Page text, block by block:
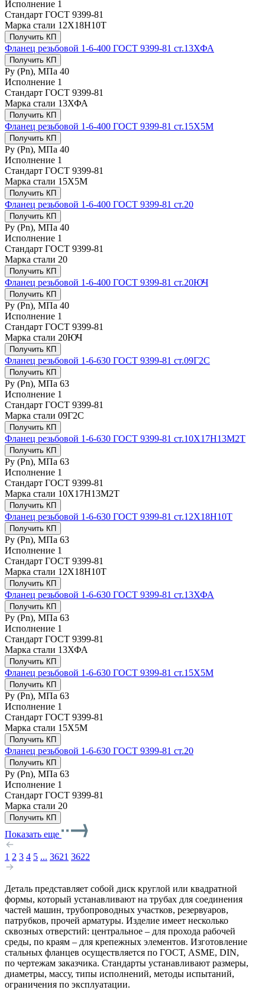
Исполнение 1
Стандарт ГОСТ 9399-81
Марка стали 12Х18Н10Т
Получить КП
Фланец резьбовой 1-6-400 ГОСТ 9399-81 ст.13ХФА
Получить КП
Ру (Рn), МПа 40
Исполнение 1
Стандарт ГОСТ 9399-81
Марка стали 13ХФА
Получить КП
Фланец резьбовой 1-6-400 ГОСТ 9399-81 ст.15Х5М
Получить КП
Ру (Рn), МПа 40
Исполнение 1
Стандарт ГОСТ 9399-81
Марка стали 15Х5М
Получить КП
Фланец резьбовой 1-6-400 ГОСТ 9399-81 ст.20
Получить КП
Ру (Рn), МПа 40
Исполнение 1
Стандарт ГОСТ 9399-81
Марка стали 20
Получить КП
Фланец резьбовой 1-6-400 ГОСТ 9399-81 ст.20ЮЧ
Получить КП
Ру (Рn), МПа 40
Исполнение 1
Стандарт ГОСТ 9399-81
Марка стали 20ЮЧ
Получить КП
Фланец резьбовой 1-6-630 ГОСТ 9399-81 ст.09Г2С
Получить КП
Ру (Рn), МПа 63
Исполнение 1
Стандарт ГОСТ 9399-81
Марка стали 09Г2С
Получить КП
Фланец резьбовой 1-6-630 ГОСТ 9399-81 ст.10Х17Н13М2Т
Получить КП
Ру (Рn), МПа 63
Исполнение 1
Стандарт ГОСТ 9399-81
Марка стали 10Х17Н13М2Т
Получить КП
Фланец резьбовой 1-6-630 ГОСТ 9399-81 ст.12Х18Н10Т
Получить КП
Ру (Рn), МПа 63
Исполнение 1
Стандарт ГОСТ 9399-81
Марка стали 12Х18Н10Т
Получить КП
Фланец резьбовой 1-6-630 ГОСТ 9399-81 ст.13ХФА
Получить КП
Ру (Рn), МПа 63
Исполнение 1
Стандарт ГОСТ 9399-81
Марка стали 13ХФА
Получить КП
Фланец резьбовой 1-6-630 ГОСТ 9399-81 ст.15Х5М
Получить КП
Ру (Рn), МПа 63
Исполнение 1
Стандарт ГОСТ 9399-81
Марка стали 15Х5М
Получить КП
Фланец резьбовой 1-6-630 ГОСТ 9399-81 ст.20
Получить КП
Ру (Рn), МПа 63
Исполнение 1
Стандарт ГОСТ 9399-81
Марка стали 20
Получить КП
Показать еще
1 2 3 4 5 ... 3621 3622
Деталь представляет собой диск круглой или квадратной
формы, который устанавливают на трубах для соединения
частей машин, трубопроводных участков, резервуаров,
патрубков, прочей арматуры. Изделие имеет несколько
сквозных отверстий: центральное ‒ для прохода рабочей
среды, по краям ‒ для крепежных элементов. Изготовление
стальных фланцев осуществляется по ГОСТ, ASME, DIN,
по чертежам заказчика. Стандарты устанавливают размеры,
диаметры, массу, типы исполнений, методы испытаний,
ограничения по эксплуатации.